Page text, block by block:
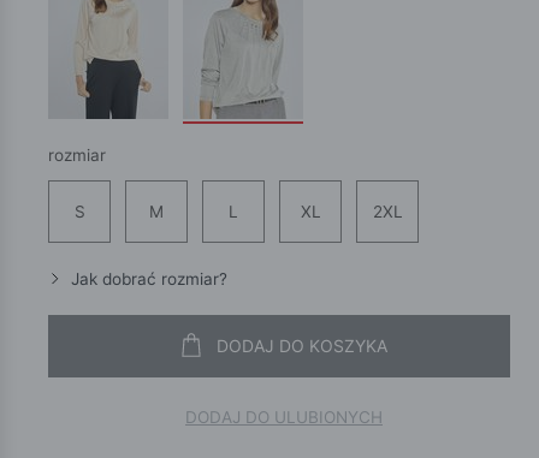
rozmiar
S M L XL 2XL
Jak dobrać rozmiar?
DODAJ DO KOSZYKA
DODAJ DO ULUBIONYCH